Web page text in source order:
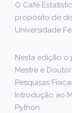
O Café
propósito de
Universidade
Nesta edição o
Mestre e
Pesquisas
Introdução ao
Python.